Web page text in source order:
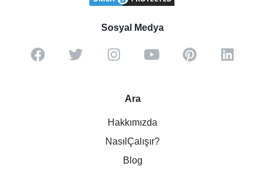
Sosyal Medya
Ara
Hakkımızda
NasılÇalışır?
Blog